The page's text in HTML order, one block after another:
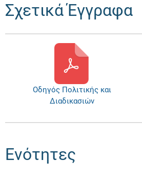
Σχετικά Έγγραφα
Οδηγός Πολιτικής και
Διαδικασιών
Ενότητες